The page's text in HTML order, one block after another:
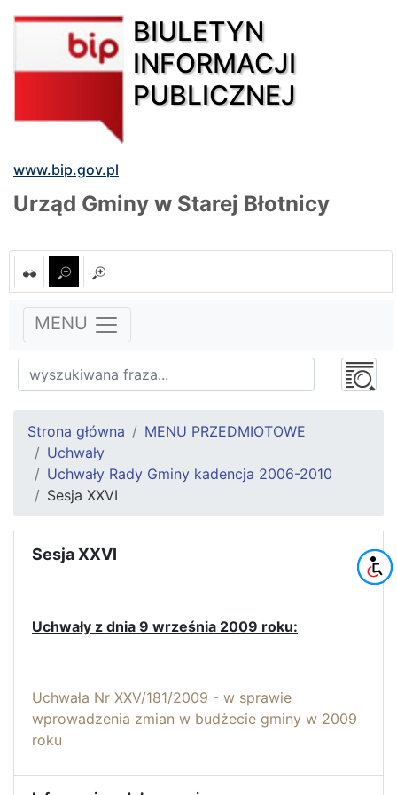
BIULETYN
INFORMACJI
PUBLICZNEJ
www.bip.gov.pl
Urząd Gminy w Starej Błotnicy
MENU
Strona główna
MENU PRZEDMIOTOWE
Uchwały
Uchwały Rady Gminy kadencja 2006-2010
Sesja XXVI
Sesja XXVI
Uchwały z dnia 9 września 2009 roku:
Uchwała Nr XXV/181/2009 - w sprawie
wprowadzenia zmian w budżecie gminy w 2009
roku